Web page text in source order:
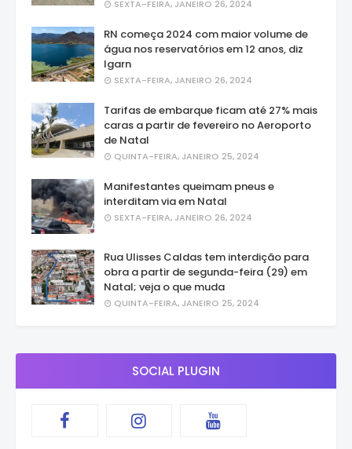
SEXTA-FEIRA, JANEIRO 26, 2024
RN começa 2024 com maior volume de
água nos reservatórios em 12 anos, diz
Igarn
SEXTA-FEIRA, JANEIRO 26, 2024
Tarifas de embarque ficam até 27% mais
caras a partir de fevereiro no Aeroporto
de Natal
QUINTA-FEIRA, JANEIRO 25, 2024
Manifestantes queimam pneus e
interditam via em Natal
SEXTA-FEIRA, JANEIRO 26, 2024
Rua Ulisses Caldas tem interdição para
obra a partir de segunda-feira (29) em
Natal; veja o que muda
QUINTA-FEIRA, JANEIRO 25, 2024
SOCIAL PLUGIN